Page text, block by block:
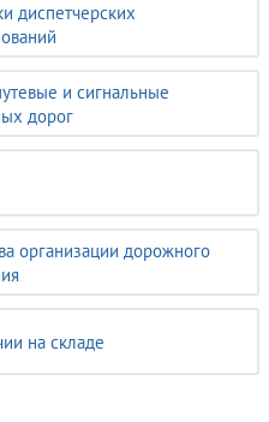
диспетчерских
и сигнальные
дорог
организации дорожного
на складе